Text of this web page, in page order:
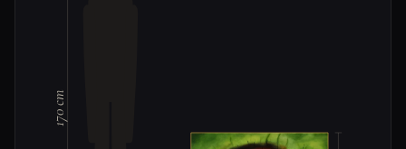
170 cm